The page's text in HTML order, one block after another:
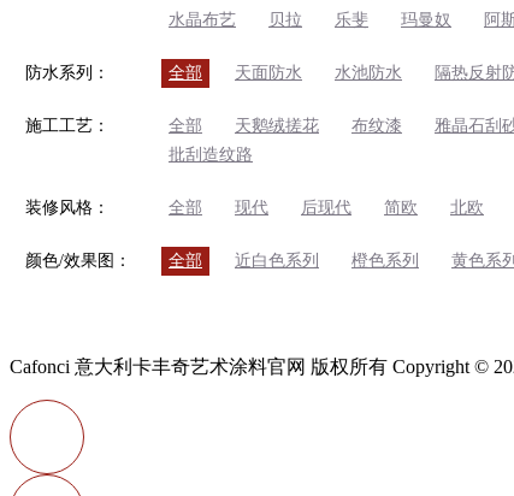
水晶布艺
贝拉 乐斐 玛曼奴 阿
防水系列： 全部 天面防水 水池防水 隔热反射
施工工艺： 全部 天鹅绒搓花 布纹漆 雅晶石刮
批刮造纹路
装修风格： 全部 现代 后现代 简欧 北欧
颜色/效果图： 全部 近白色系列 橙色系列 黄色系列
Cafonci 意大利卡丰奇艺术涂料官网 版权所有 Copyright ©